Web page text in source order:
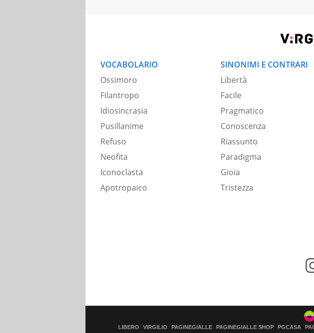
VOCABOLARIO
Ossimoro
Filantropo
Idiosincrasia
Pusillanime
Refuso
Neofita
Iconoclasta
Apotropaico
SINONIMI E CONTRARI
Libertà
Facile
Pragmatico
Conoscenza
Riassunto
Paradigma
Gioia
Tristezza
LIBERO VIRGILIO PAGINEGIALLE PAGINEGIALLE SHOP PGCASA